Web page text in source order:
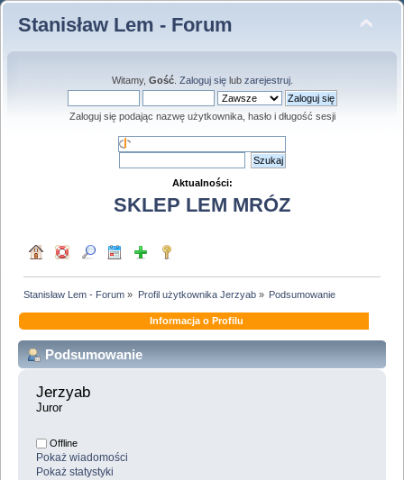
Stanisław Lem - Forum
Witamy, Gość. Zaloguj sięlub zarejestruj.
Zaloguj się podając nazwę użytkownika, hasło i długość sesji
Aktualności:
SKLEP LEM MRÓZ
Stanisław Lem - Forum » Profil użytkownika Jerzyab» Podsumowanie
Informacja o Profilu
Podsumowanie
Jerzyab
Juror
Offline
Pokaż wiadomości
Pokaż statystyki